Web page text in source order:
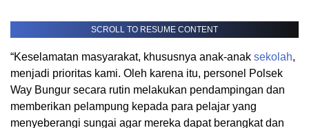
SCROLL TO RESUME CONTENT
“Keselamatan masyarakat, khususnya anak-anak sekolah,
menjadi prioritas kami. Oleh karena itu, personel Polsek
Way Bungur secara rutin melakukan pendampingan dan
memberikan pelampung kepada para pelajar yang
menyeberangi sungai agar mereka dapat berangkat dan